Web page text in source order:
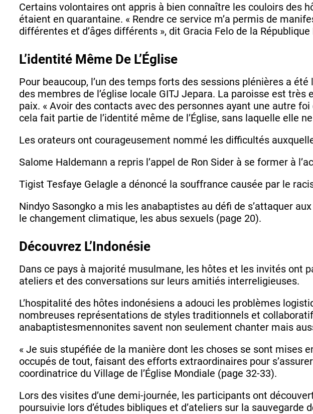
Certains volontaires ont appris à bien connaître les couloirs des
étaient en quarantaine. « Rendre ce service m’a permis de
différentes et d’âges différents », dit Gracia Felo de la
L’identité Même De L’Église
Pour beaucoup, l’un des temps forts des sessions plénières a
des membres de l’église locale GITJ Jepara. La paroisse est
paix. « Avoir des contacts avec des personnes ayant une autre
cela fait partie de l’identité même de l’Église, sans laquelle elle
Les orateurs ont courageusement nommé les difficultés
Salome Haldemann a repris l’appel de Ron Sider à se former à
Tigist Tesfaye Gelagle a dénoncé la souffrance causée par le
Nindyo Sasongko a mis les anabaptistes au défi de s’attaquer
le changement climatique, les abus sexuels (page 20).
Découvrez L’Indonésie
Dans ce pays à majorité musulmane, les hôtes et les invités ont
ateliers et des conversations sur leurs amitiés interreligieuses.
L’hospitalité des hôtes indonésiens a adouci les problèmes
nombreuses représentations de styles traditionnels et
anabaptistesmennonites savent non seulement chanter mais
« Je suis stupéfiée de la manière dont les choses se sont
occupés de tout, faisant des efforts extraordinaires pour
coordinatrice du Village de l’Église Mondiale (page 32-33).
Lors des visites d’une demi-journée, les participants ont
poursuivie lors d’études bibliques et d’ateliers sur la